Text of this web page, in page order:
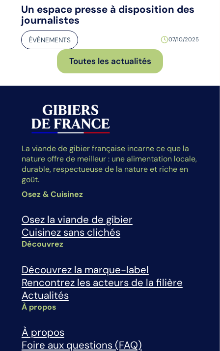
Un espace presse à disposition des
journalistes
ÉVÈNEMENTS 07/10/2025
Toutes les actualités
La viande de gibier française incarne ce que la
nature offre de meilleur : une alimentation locale,
durable, respectueuse de la nature et riche en
goût.
Osez & Cuisinez
Osez la viande de gibier
Cuisinez sans clichés
Découvrez
Découvrez la marque-label
Rencontrez les acteurs de la filière
Actualités
À propos
À propos
Foire aux questions (FAQ)